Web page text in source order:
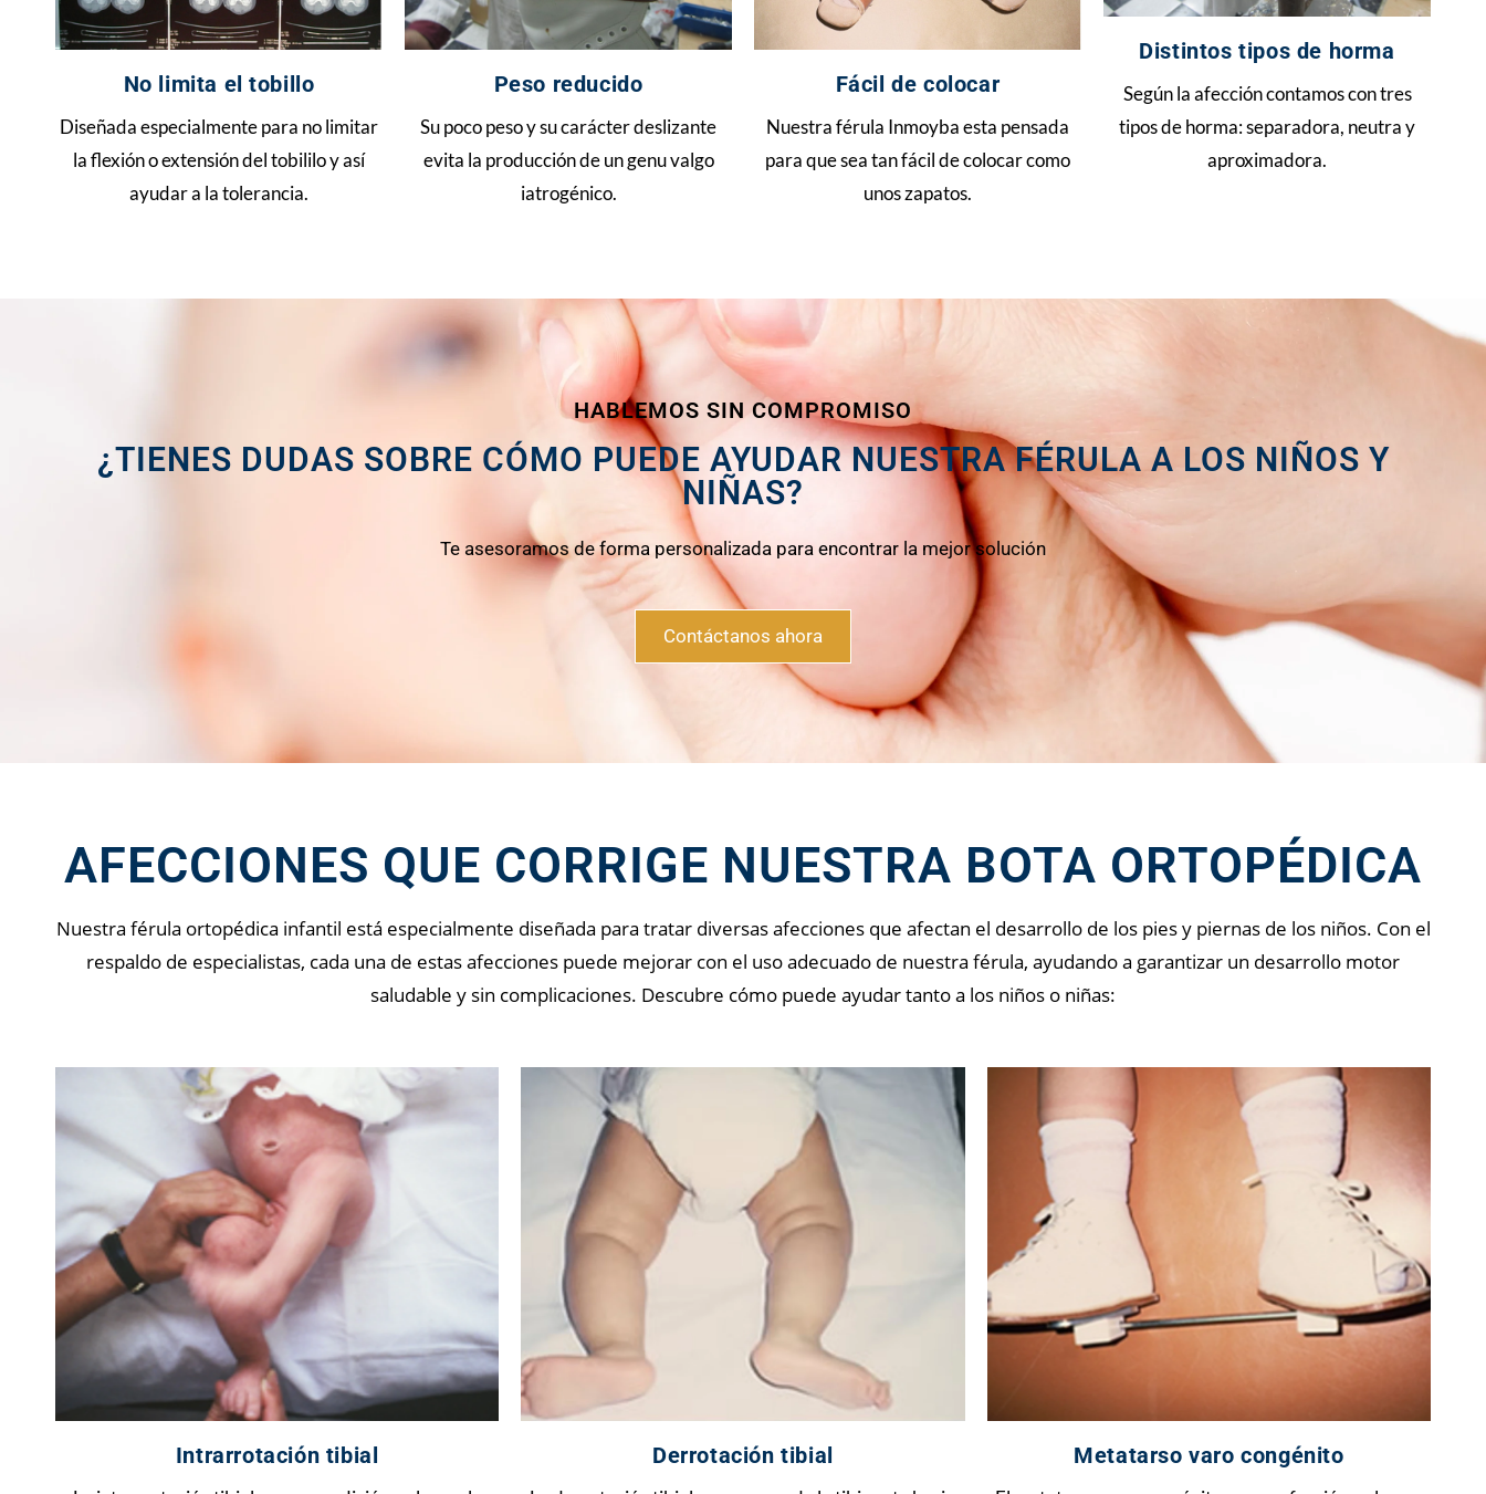
No limita el tobillo
Diseñada especialmente para no limitar
la flexión o extensión del tobililo y así
ayudar a la tolerancia.
Peso reducido
Su poco peso y su carácter deslizante
evita la producción de un genu valgo
iatrogénico.
Fácil de colocar
Nuestra férula Inmoyba esta pensada
para que sea tan fácil de colocar como
unos zapatos.
Distintos tipos de horma
Según la afección contamos con tres
tipos de horma: separadora, neutra y
aproximadora.
HABLEMOS SIN COMPROMISO
¿TIENES DUDAS SOBRE CÓMO PUEDE AYUDAR NUESTRA FÉRULA A LOS NIÑOS Y
NIÑAS?
Te asesoramos de forma personalizada para encontrar la mejor solución
Contáctanos ahora
AFECCIONES QUE CORRIGE NUESTRA BOTA ORTOPÉDICA
Nuestra férula ortopédica infantil está especialmente diseñada para tratar diversas afecciones que afectan el desarrollo de los pies y piernas de los niños. Con el
respaldo de especialistas, cada una de estas afecciones puede mejorar con el uso adecuado de nuestra férula, ayudando a garantizar un desarrollo motor
saludable y sin complicaciones. Descubre cómo puede ayudar tanto a los niños o niñas:
Intrarrotación tibial Derrotación tibial Metatarso varo congénito